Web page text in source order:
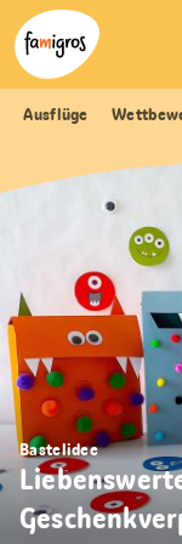
Sprungmarken
Navigation
Header
Logo
Ausflüge
Bastelidee